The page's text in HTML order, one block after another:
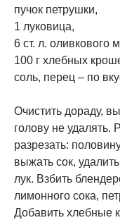
пучок петрушки,
1 луковица,
6 ст. л. оливкового
100 г хлебных
​соль, перец – по
Очистить дораду,
голову не удалять.
разрезать:
выжать сок,
лук. Взбить
лимонного сока,
Добавить хлебные